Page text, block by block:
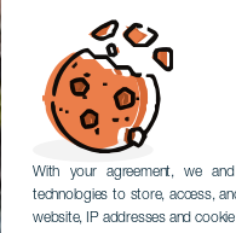
With your agreement, we
technologies to store, access,
website, IP addresses and